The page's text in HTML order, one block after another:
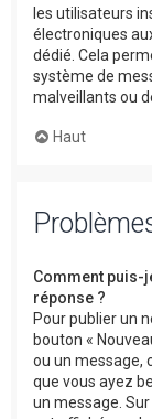
les utilisateurs
électroniques
dédié. Cela
système de
malveillants ou
Haut
Comment puis-
réponse ?
Pour publier un
bouton «
ou un message,
que vous ayez
un message.